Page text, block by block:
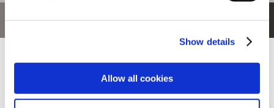
Show details
Allow all cookies
おすすめ商品